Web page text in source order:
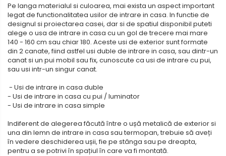
Pe langa materialul si culoarea, mai exista un aspect important
legat de functionalitatea usilor de intrare in casa. In functie de
designul si proiectarea casei, dar si de spatiul disponibil puteti
alege o usa de intrare in casa cu un gol de trecere mai mare
140 - 160 cm sau chiar 180. Aceste usi de exterior sunt formate
din 2 canate, fiind astfel usi duble de intrare in casa, sau dintr-un
canat si un pui mobil sau fix, cunoscute ca usi de intrare cu pui,
sau usi intr-un singur canat.
- Usi de intrare in casa duble
- Usi de intrare in casa cu pui / luminator
- Usi de intrare in casa simple
Indiferent de alegerea făcută între o ușă metalică de exterior si
una din lemn de intrare in casa sau termopan, trebuie să aveți
în vedere deschiderea ușii, fie pe stânga sau pe dreapta,
pentru a se potrivi în spațiul în care va fi montată.